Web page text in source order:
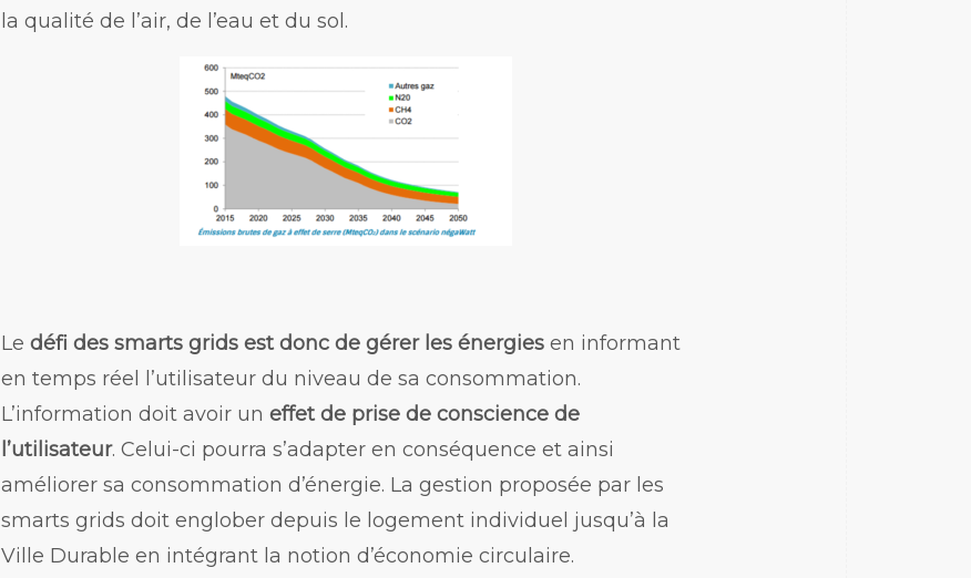
la qualité de l’air, de l’eau et du sol.
Le défi des smarts grids est donc de gérer les énergies en informant
en temps réel l’utilisateur du niveau de sa consommation.
L’information doit avoir un effet de prise de conscience de
l’utilisateur. Celui-ci pourra s’adapter en conséquence et ainsi
améliorer sa consommation d’énergie. La gestion proposée par les
smarts grids doit englober depuis le logement individuel jusqu’à la
Ville Durable en intégrant la notion d’économie circulaire.